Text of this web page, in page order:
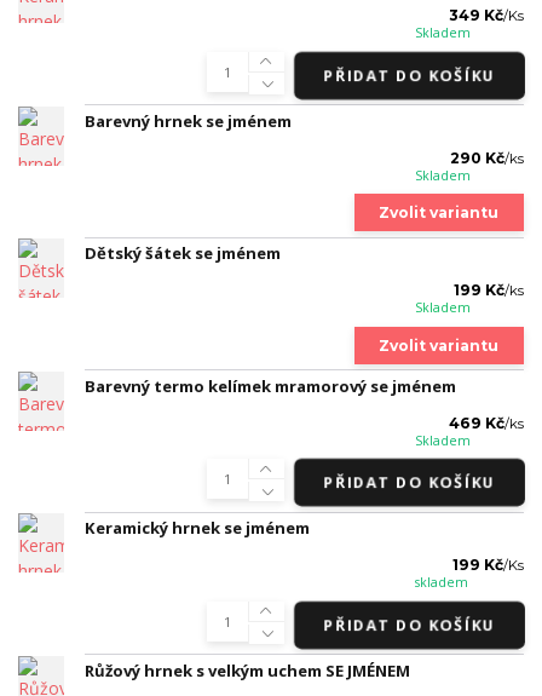
349 Kč/Ks
Skladem
PŘIDAT DO KOŠÍKU
Barevný hrnek se jménem
290 Kč/ks
Skladem
Zvolit variantu
Dětský šátek se jménem
199 Kč/ks
Skladem
Zvolit variantu
Barevný termo kelímek mramorový se jménem
469 Kč/ks
Skladem
PŘIDAT DO KOŠÍKU
Keramický hrnek se jménem
199 Kč/Ks
skladem
PŘIDAT DO KOŠÍKU
Růžový hrnek s velkým uchem SE JMÉNEM